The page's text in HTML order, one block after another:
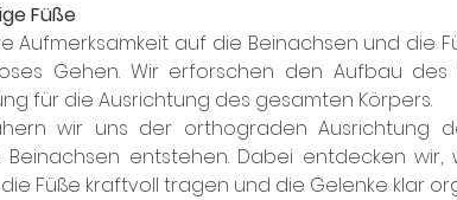
Füße
Aufmerksamkeit auf die Beinachsen und die
Gehen. Wir erforschen den Aufbau des
für die Ausrichtung des gesamten Körpers.
wir uns der orthograden Ausrichtung
entstehen. Dabei entdecken wir,
Füße kraftvoll tragen und die Gelenke klar